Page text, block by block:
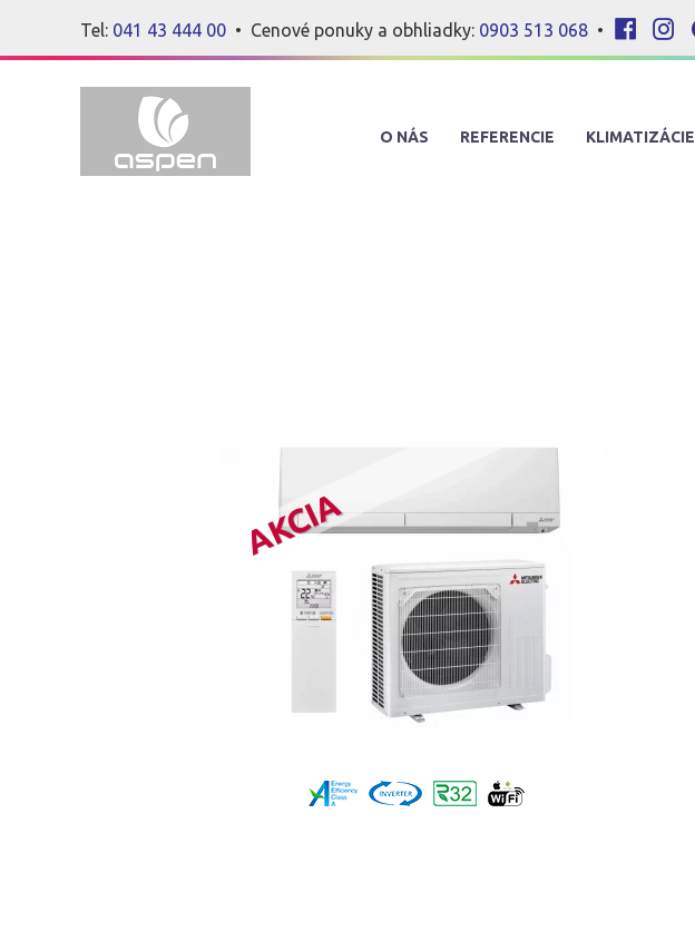
Tel: 041 43 444 00 • Cenové ponuky a obhliadky: 0903 513 068 •
O NÁS REFERENCIE KLIMATIZÁCIE
AKCIA